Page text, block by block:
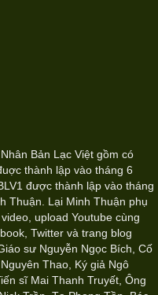
Bản Lạc Việt gồm có
thành lập vào tháng 6
được thành lập vào tháng
Thuận. Lại Minh Thuận phụ
upload Youtube cùng
Twitter và trang blog
sư Nguyễn Ngọc Bích, Cố
Thao, Ký giả Ngô
sĩ Mai Thanh Truyết, Ông